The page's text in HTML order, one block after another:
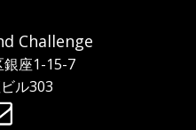
Challenge
銀座1-15-7
ル303